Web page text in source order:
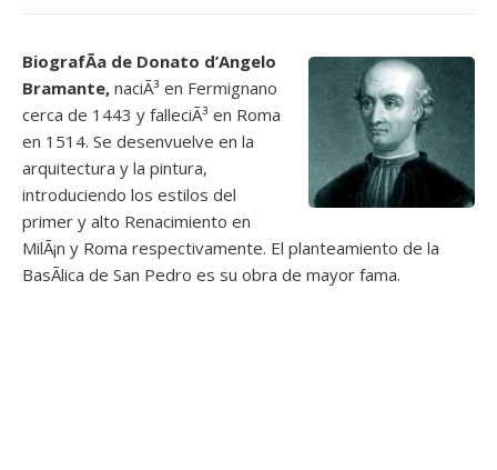
BiografÃ­a de Donato d’Angelo
Bramante, naciÃ³ en Fermignano
cerca de 1443 y falleciÃ³ en Roma
en 1514. Se desenvuelve en la
arquitectura y la pintura,
introduciendo los estilos del
primer y alto Renacimiento en
MilÃ¡n y Roma respectivamente. El planteamiento de la
BasÃ­lica de San Pedro es su obra de mayor fama.